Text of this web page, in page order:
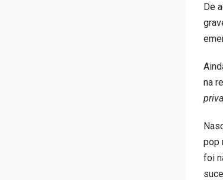
De
na
pop
foi